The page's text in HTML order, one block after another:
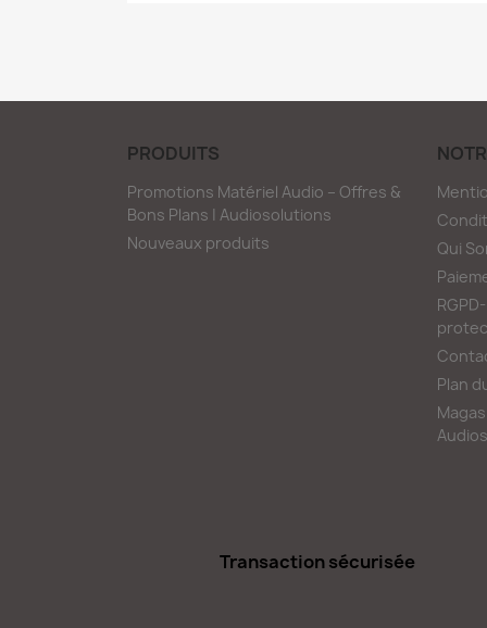
PRODUITS
Promotions Matériel Audio – Offres &
Bons Plans | Audiosolutions
Nouveaux produits
Qui
Plan
Transaction sécurisée